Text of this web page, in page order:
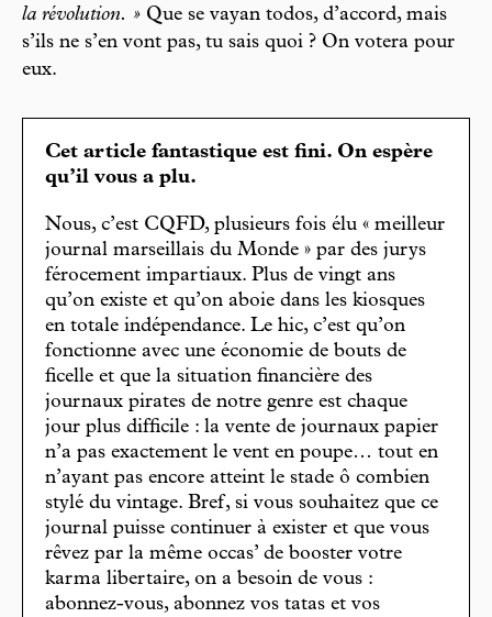
la révolution. » Que se vayan todos, d’accord, mais
s’ils ne s’en vont pas, tu sais quoi ? On votera pour
eux.
Cet article fantastique est fini. On espère
qu’il vous a plu.
Nous, c’est CQFD, plusieurs fois élu « meilleur
journal marseillais du Monde » par des jurys
férocement impartiaux. Plus de vingt ans
qu’on existe et qu’on aboie dans les kiosques
en totale indépendance. Le hic, c’est qu’on
fonctionne avec une économie de bouts de
ficelle et que la situation financière des
journaux pirates de notre genre est chaque
jour plus difficile : la vente de journaux papier
n’a pas exactement le vent en poupe… tout en
n’ayant pas encore atteint le stade ô combien
stylé du vintage. Bref, si vous souhaitez que ce
journal puisse continuer à exister et que vous
rêvez par la même occas’ de booster votre
karma libertaire, on a besoin de vous :
abonnez-vous, abonnez vos tatas et vos